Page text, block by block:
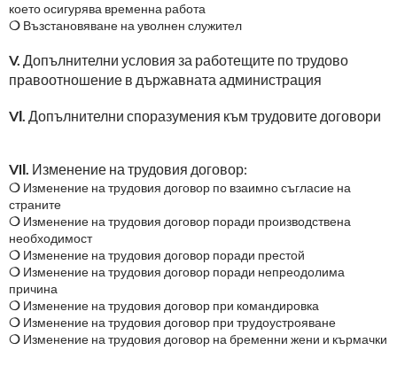
което осигурява временна работа
❍ Възстановяване на уволнен служител
V. Допълнителни условия за работещите по трудово
правоотношение в държавната администрация
VІ. Допълнителни споразумения към трудовите договори
VIІ. Изменение на трудовия договор:
❍ Изменение на трудовия договор по взаимно съгласие на
страните
❍ Изменение на трудовия договор поради производствена
необходимост
❍ Изменение на трудовия договор поради престой
❍ Изменение на трудовия договор поради непреодолима
причина
❍ Изменение на трудовия договор при командировка
❍ Изменение на трудовия договор при трудоустрояване
❍ Изменение на трудовия договор на бременни жени и кърмачки